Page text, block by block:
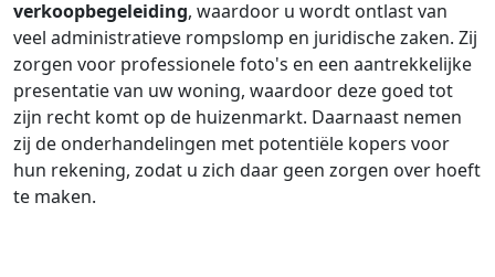
verkoopbegeleiding, waardoor u wordt ontlast van
veel administratieve rompslomp en juridische zaken. Zij
zorgen voor professionele foto's en een aantrekkelijke
presentatie van uw woning, waardoor deze goed tot
zijn recht komt op de huizenmarkt. Daarnaast nemen
zij de onderhandelingen met potentiële kopers voor
hun rekening, zodat u zich daar geen zorgen over hoeft
te maken.